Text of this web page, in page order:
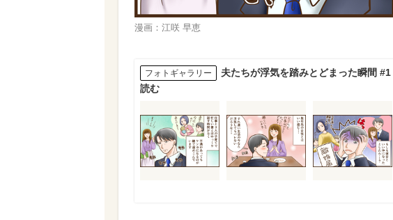
漫画：江咲 早恵
フォトギャラリー
夫たちが浮気を踏みとどまった瞬間
読む